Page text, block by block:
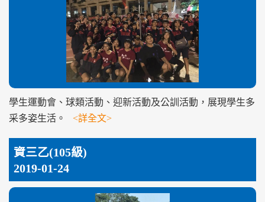
學生運動會、球類活動、迎新活動及公訓活動，展現學生多
采多姿生活。 <詳全文>
資三乙(105級)
2019-01-24